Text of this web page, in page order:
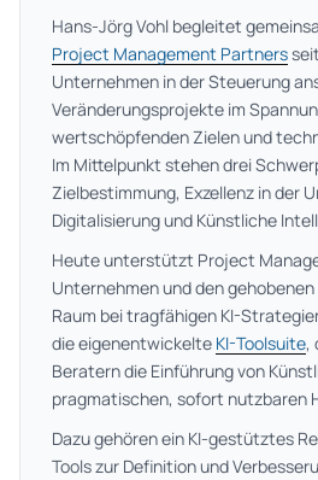
Hans-Jörg Vohl begleitet
Project Management Partners
Unternehmen in der Steuerung
Veränderungsprojekte im
wertschöpfenden Zielen und
Im Mittelpunkt stehen drei
Zielbestimmung, Exzellenz in der
Digitalisierung und Künstliche
Heute unterstützt Project
Unternehmen und den
Raum bei tragfähigen KI-
die eigenentwickelte KI-Toolsuite,
Beratern die Einführung von
pragmatischen, sofort nutzbaren
Dazu gehören ein KI-gestütztes
Tools zur Definition und